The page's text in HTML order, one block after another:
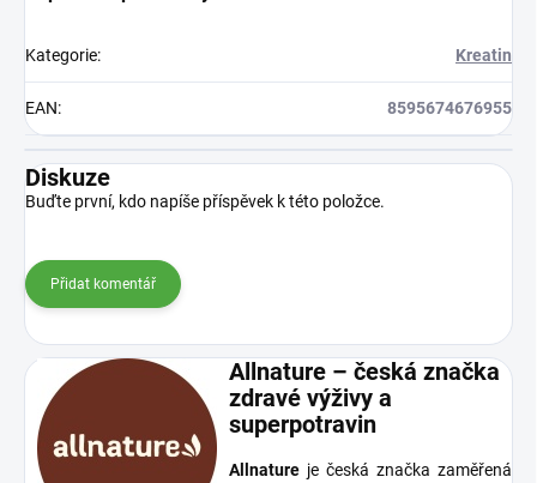
Kategorie: Kreatin
EAN: 8595674676955
Diskuze
Buďte první, kdo napíše příspěvek k této položce.
Přidat komentář
Allnature – česká značka
zdravé výživy a
superpotravin
Allnature je česká značka zaměřená